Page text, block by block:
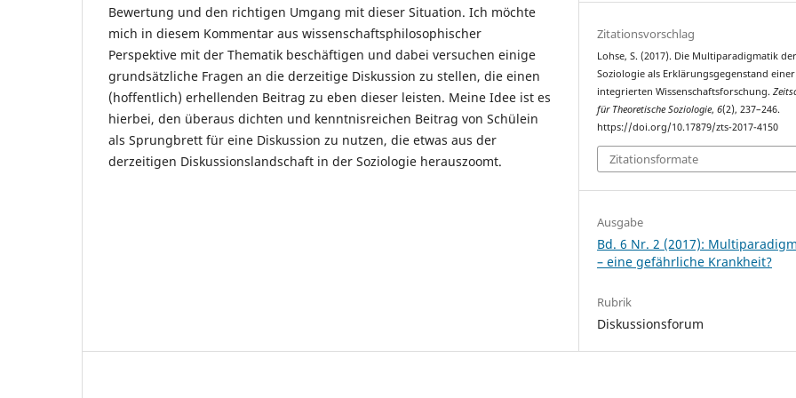
Bewertung und den richtigen Umgang mit dieser Situation. Ich möchte
mich in diesem Kommentar aus wissenschaftsphilosophischer
Perspektive mit der Thematik beschäftigen und dabei versuchen einige
grundsätzliche Fragen an die derzeitige Diskussion zu stellen, die einen
(hoffentlich) erhellenden Beitrag zu eben dieser leisten. Meine Idee ist es
hierbei, den überaus dichten und kenntnisreichen Beitrag von Schülein
als Sprungbrett für eine Diskussion zu nutzen, die etwas aus der
derzeitigen Diskussionslandschaft in der Soziologie herauszoomt.
Zitationsvorschlag
Lohse, S. (2017). Die Multiparadigmatik der
Soziologie als Erklärungsgegenstand einer
integrierten Wissenschaftsforschung.
für Theoretische Soziologie,6(2), 237–246.
https://doi.org/10.17879/zts-2017-4150
Zitationsformate
Ausgabe
Bd. 6 Nr. 2 (2017):
– eine gefährliche Krankheit?
Rubrik
Diskussionsforum